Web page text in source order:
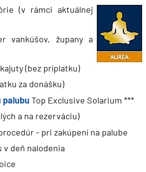
(v rámci aktuálnej
vankúšov, župany a
(bez príplatku)
za donášku)
Top Exclusive Solarium ***
a na rezerváciu)
- pri zakúpení na palube
deň nalodenia